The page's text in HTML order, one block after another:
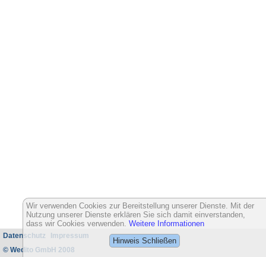
Datenschutz
Impressum
© Wedito GmbH 2008
Wir verwenden Cookies zur Bereitstellung unserer Dienste. Mit der
Nutzung unserer Dienste erklären Sie sich damit einverstanden,
dass wir Cookies verwenden. Weitere Informationen
Hinweis Schließen